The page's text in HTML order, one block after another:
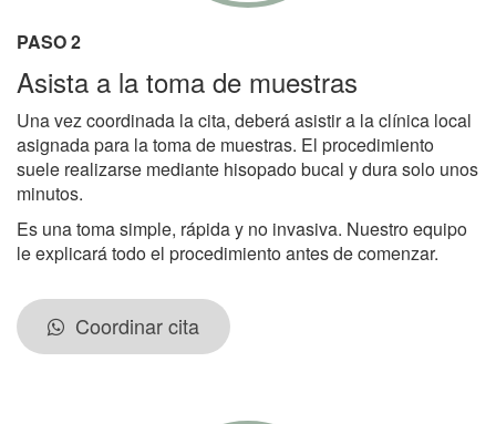
PASO 2
Asista a la toma de muestras
Una vez coordinada la cita, deberá asistir a la clínica local
asignada para la toma de muestras. El procedimiento
suele realizarse mediante hisopado bucal y dura solo unos
minutos.
Es una toma simple, rápida y no invasiva. Nuestro equipo
le explicará todo el procedimiento antes de comenzar.
Coordinar cita